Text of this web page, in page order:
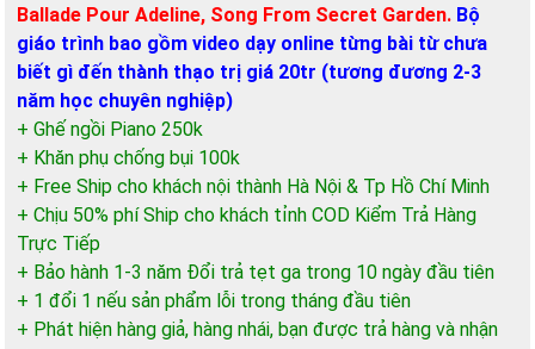
Ballade Pour Adeline, Song From Secret Garden. Bộ
giáo trình bao gồm video dạy online từng bài từ chưa
biết gì đến thành thạo trị giá 20tr (tương đương 2-3
năm học chuyên nghiệp)
+ Ghế ngồi Piano 250k
+ Khăn phụ chống bụi 100k
+ Free Ship cho khách nội thành Hà Nội & Tp Hồ Chí Minh
+ Chịu 50% phí Ship cho khách tỉnh COD Kiểm Trả Hàng
Trực Tiếp
+ Bảo hành 1-3 năm Đổi trả tẹt ga trong 10 ngày đầu tiên
+ 1 đổi 1 nếu sản phẩm lỗi trong tháng đầu tiên
+ Phát hiện hàng giả, hàng nhái, bạn được trả hàng và nhận